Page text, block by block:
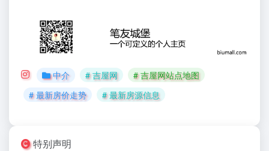
中介 # 吉屋网
# 吉屋网站点地图
# 最新房价走势
# 最新房源信息
特别声明